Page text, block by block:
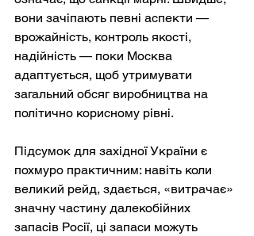
вони зачіпають певні аспекти —
врожайність, контроль якості,
надійність — поки Москва
адаптується, щоб утримувати
загальний обсяг виробництва на
політично корисному рівні.
Підсумок для західної України є
похмуро практичним: навіть коли
великий рейд, здається, «витрачає»
значну частину далекобійних
запасів Росії, ці запаси можуть